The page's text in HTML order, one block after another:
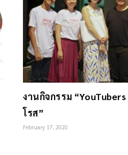
งานกิจกรรม
โรส”
February 17, 2020